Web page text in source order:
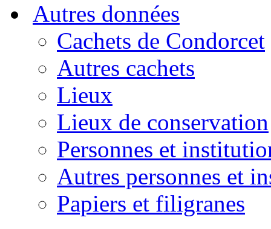
Autres données
Cachets de Condorcet
Autres cachets
Lieux
Lieux de conservation
Personnes et
Autres personnes et
Papiers et filigranes